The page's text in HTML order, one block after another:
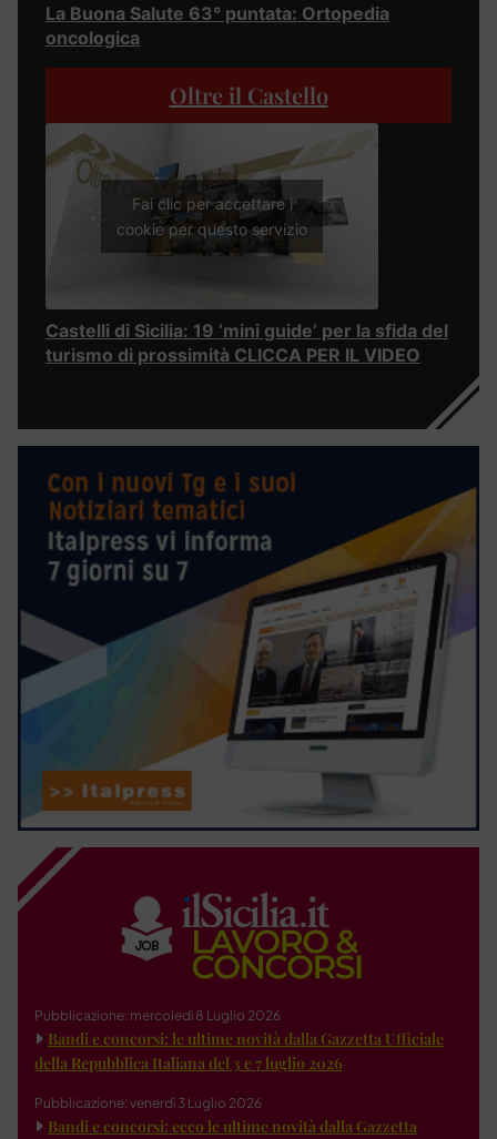
La Buona Salute 63° puntata: Ortopedia
oncologica
Oltre il Castello
Fai clic per accettare i
cookie per questo servizio
Castelli di Sicilia: 19 ‘mini guide’ per la sfida del
turismo di prossimità CLICCA PER IL VIDEO
Pubblicazione: mercoledì 8 Luglio 2026
Bandi e concorsi: le ultime novità dalla Gazzetta Ufficiale
della Repubblica Italiana del 3 e 7 luglio 2026
Pubblicazione: venerdì 3 Luglio 2026
Bandi e concorsi: ecco le ultime novità dalla Gazzetta